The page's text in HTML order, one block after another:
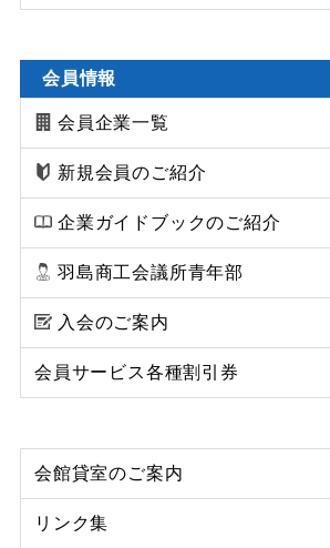
会員情報
会員企業一覧
新規会員のご紹介
企業ガイドブックのご紹介
羽島商工会議所青年部
入会のご案内
会員サービス各種割引券
会館貸室のご案内
リンク集